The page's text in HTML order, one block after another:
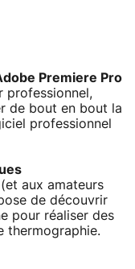
Premiere Pro
professionnel,
de bout en bout la
professionnel
aux amateurs
de découvrir
pour réaliser des
thermographie.